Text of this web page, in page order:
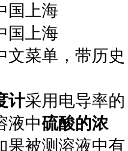
国上海
国上海
文菜单，带历史
计采用电导率的
液中硫酸的浓
果被测溶液中有